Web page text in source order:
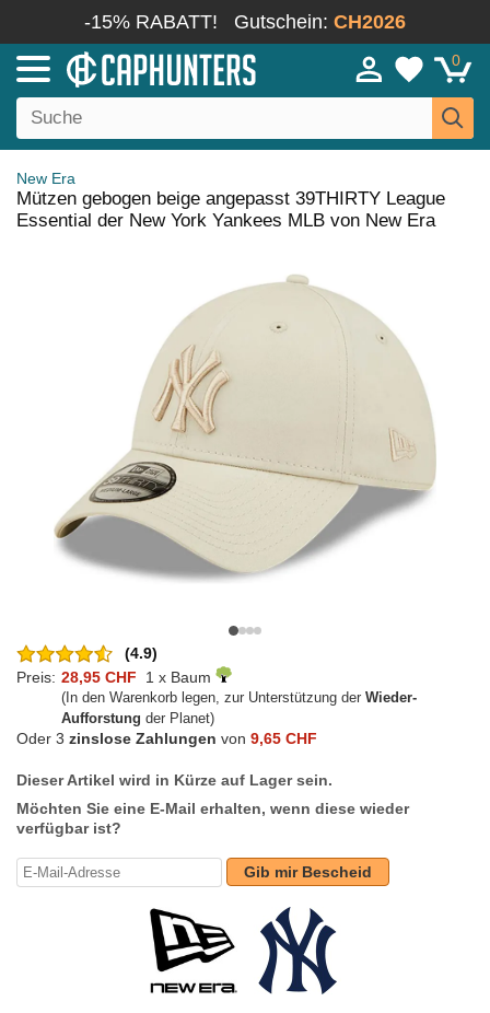
-15% RABATT! Gutschein: CH2026
0
New Era
Mützen gebogen beige angepasst 39THIRTY League
Essential der New York Yankees MLB von New Era
(4.9)
Preis: 28,95 CHF 1 x Baum
(In den Warenkorb legen, zur Unterstützung der Wieder-
Aufforstung der Planet)
Oder 3 zinslose Zahlungen von 9,65 CHF
Dieser Artikel wird in Kürze auf Lager sein.
Möchten Sie eine E-Mail erhalten, wenn diese wieder
verfügbar ist?
Gib mir Bescheid